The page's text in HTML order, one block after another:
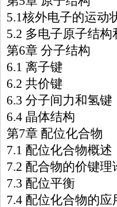
5.1核外电子的运动
5.2 多电子原子结构
第6章 分子结构
6.1 离子键
6.2 共价键
6.3 分子间力和氢键
6.4 晶体结构
第7章 配位化合物
7.1 配位化合物概述
7.2 配合物的价键理
7.3 配位平衡
7.4 配位化合物的应